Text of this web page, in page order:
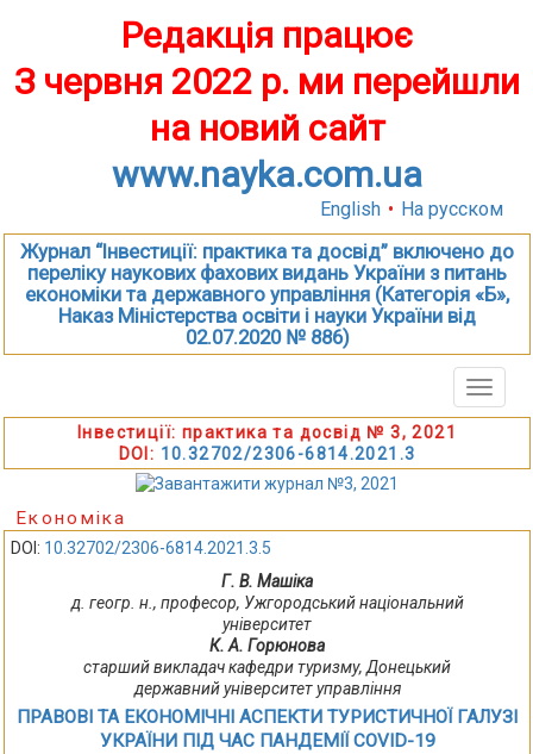
Редакція працює
З червня 2022 р. ми перейшли
на новий сайт
www.nayka.com.ua
English • На русском
Журнал “Інвестиції: практика та досвід” включено до
переліку наукових фахових видань України з питань
економіки та державного управління (Категорія «Б»,
Наказ Міністерства освіти і науки України від
02.07.2020 № 886)
Toggle
Інвестиції: практика та досвід № 3, 2021
DOI: 10.32702/2306-6814.2021.3
Економіка
DOI: 10.32702/2306-6814.2021.3.5
Г. В. Машіка
д. геогр. н., професор, Ужгородський національний
університет
К. А. Горюнова
старший викладач кафедри туризму, Донецький
державний університет управління
ПРАВОВІ ТА ЕКОНОМІЧНІ АСПЕКТИ ТУРИСТИЧНОЇ ГАЛУЗІ
УКРАЇНИ ПІД ЧАС ПАНДЕМІЇ COVID-19